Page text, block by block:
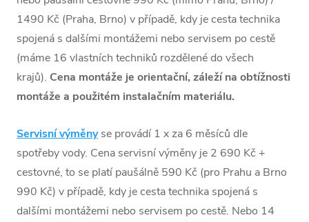
1490 Kč (Praha, Brno) v případě, kdy je cesta technika
spojená s dalšími montážemi nebo servisem po cestě
(máme 16 vlastních techniků rozdělené do všech
krajů). Cena montáže je orientační, záleží na obtížnosti
montáže a použitém instalačním materiálu.
Servisní výměnyse provádí 1 x za 6 měsíců dle
spotřeby vody. Cena servisní výměny je 2 690 Kč +
cestovné, to se platí paušálně 590 Kč (pro Prahu a Brno
990 Kč) v případě, kdy je cesta technika spojená s
dalšími montážemi nebo servisem po cestě. Nebo 14